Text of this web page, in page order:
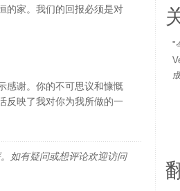
的家。我们的回报必须是对
感谢。你的不可思议和慷慨
反映了我对你为我所做的一
如有疑问或想评论欢迎访问
"